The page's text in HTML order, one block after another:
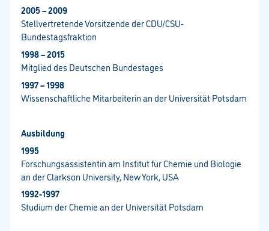
2005 – 2009
Stellvertretende Vorsitzende der CDU/CSU-
Bundestagsfraktion
1998 – 2015
Mitglied des Deutschen Bundestages
1997 – 1998
Wissenschaftliche Mitarbeiterin an der Universität Potsdam
Ausbildung
1995
Forschungsassistentin am Institut für Chemie und Biologie
an der Clarkson University, New York, USA
1992-1997
Studium der Chemie an der Universität Potsdam